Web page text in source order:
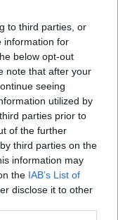
to third parties, or
information for
below opt-out
note that after your
seeing
utilized by
parties prior to
of the further
third parties on the
information may
the IAB’s List of
disclose it to other
idei év
tenger
milliárd
veri a
a jegyárak
ezelőttihez